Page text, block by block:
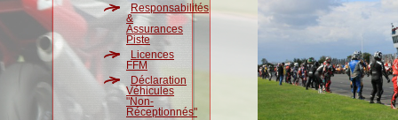
Responsabilités
&
Assurances
Piste
Licences
FFM
Déclaration
Véhicules
"Non-
Réceptionnés"